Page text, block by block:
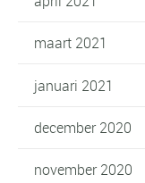
maart 2021
januari 2021
december 2020
november 2020